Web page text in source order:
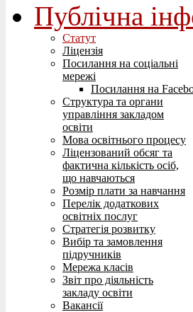
Публічна
Статут
Ліцензія
Посилання на соціальні
мережі
Посилання на
Структура та органи
управління закладом
освіти
Мова освітнього процесу
Ліцензований обсяг та
фактична кількість осіб,
що навчаються
Розмір плати за навчання
Перелік додаткових
освітніх послуг
Стратегія розвитку
Вибір та замовлення
підручників
Мережа класів
Звіт про діяльність
закладу освіти
Вакансії